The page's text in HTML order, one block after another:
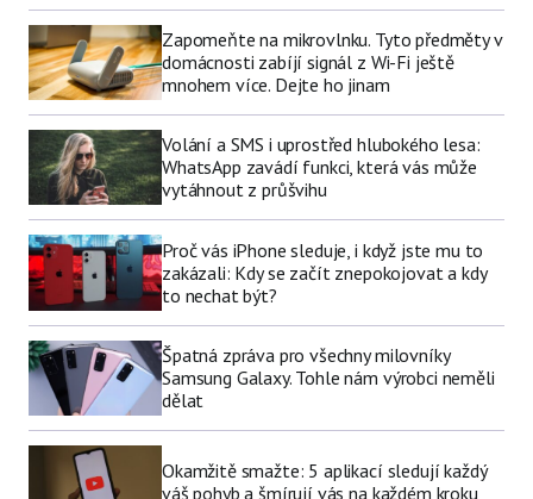
Zapomeňte na mikrovlnku. Tyto předměty v
domácnosti zabíjí signál z Wi-Fi ještě
mnohem více. Dejte ho jinam
Volání a SMS i uprostřed hlubokého lesa:
WhatsApp zavádí funkci, která vás může
vytáhnout z průšvihu
Proč vás iPhone sleduje, i když jste mu to
zakázali: Kdy se začít znepokojovat a kdy
to nechat být?
Špatná zpráva pro všechny milovníky
Samsung Galaxy. Tohle nám výrobci neměli
dělat
Okamžitě smažte: 5 aplikací sledují každý
váš pohyb a šmírují vás na každém kroku